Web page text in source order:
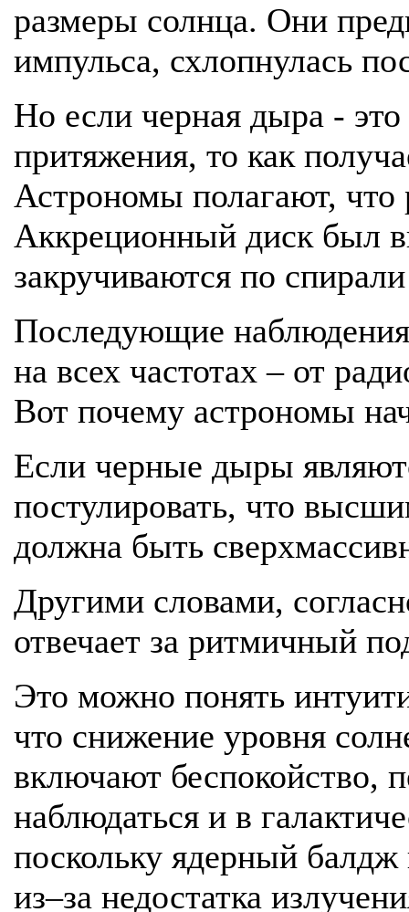
размеры солнца. Они
импульса, схлопнулась
Но если черная дыра - это
притяжения, то как
Астрономы полагают,
Аккреционный диск был
закручиваются по
Последующие наблюдения
на всех частотах – от
Вот почему астрономы
Если черные дыры
постулировать, что
должна быть
Другими словами,
отвечает за ритмичный
Это можно понять
что снижение уровня
включают беспокойство,
наблюдаться и в
поскольку ядерный
из–за недостатка